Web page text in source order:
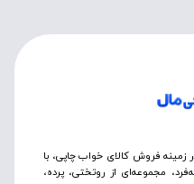
زمینه فروش کالای خواب چاپی، با
مجموعه‌ای از روتختی‌، پرده،